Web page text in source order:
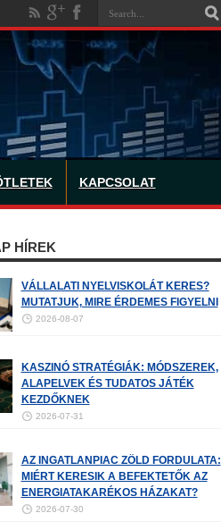
KAPCSOLAT
HÍREK
VÁLLALATI NYELVISKOLÁT KERES?
MUTATJUK, MIRE ÉRDEMES FIGYELNI
2026-08-07
KASZINÓ STRATÉGIÁK: MÓDSZEREK,
ALAPELVEK ÉS TUDATOS JÁTÉK
KEZDŐKNEK
2026-07-31
AZ INGATLANPIAC ZÖLD FORDULATA:
MIÉRT KERESIK A BEFEKTETŐK AZ
ENERGIATAKARÉKOS HÁZAKAT?
2026-07-30